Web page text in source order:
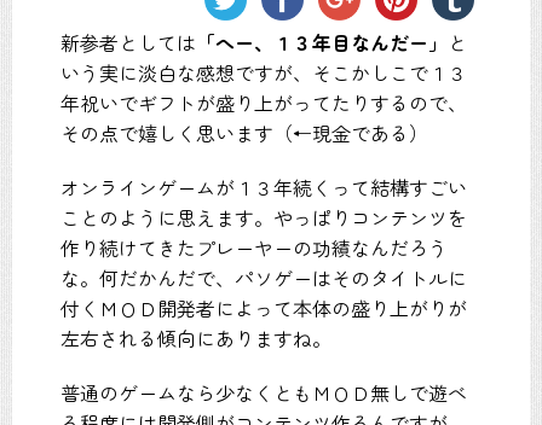
新参者としては 「へー、１３年目なんだー」 と
いう実に淡白な感想ですが、そこかしこで１３
年祝いでギフトが盛り上がってたりするので、
その点で嬉しく思います（←現金である）
オンラインゲームが１３年続くって結構すごい
ことのように思えます。やっぱりコンテンツを
作り続けてきたプレーヤーの功績なんだろう
な。何だかんだで、パソゲーはそのタイトルに
付くＭＯＤ開発者によって本体の盛り上がりが
左右される傾向にありますね。
普通のゲームなら少なくともＭＯＤ無しで遊べ